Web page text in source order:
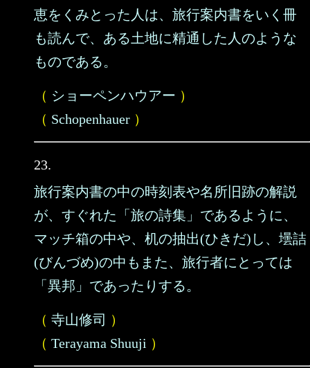
恵をくみとった人は、旅行案内書をいく冊
も読んで、ある土地に精通した人のような
ものである。
（ ショーペンハウアー ）
（ Schopenhauer ）
23.
旅行案内書の中の時刻表や名所旧跡の解説
が、すぐれた「旅の詩集」であるように、
マッチ箱の中や、机の抽出(ひきだ)し、壜詰
(びんづめ)の中もまた、旅行者にとっては
「異邦」であったりする。
（ 寺山修司 ）
（ Terayama Shuuji ）